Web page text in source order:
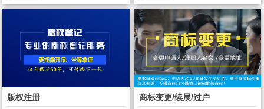
背景下，注册资本实缴已不是 “可选
询、软件著作权变更、软件著作权撤
销、软件著作权转让。鑫开源金牌产
品：1、软...
版权注册 商标变更/续展/过户